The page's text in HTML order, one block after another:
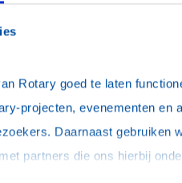
Rotary goed te laten
projecten, evenementen en
Daarnaast gebruiken
van Isabelle